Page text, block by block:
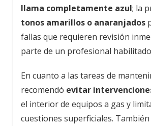
llama completamente azul; la
tonos amarillos o anaranjados
fallas que requieren revisión
parte de un profesional
En cuanto a las tareas de
recomendó evitar
el interior de equipos a gas y
cuestiones superficiales.